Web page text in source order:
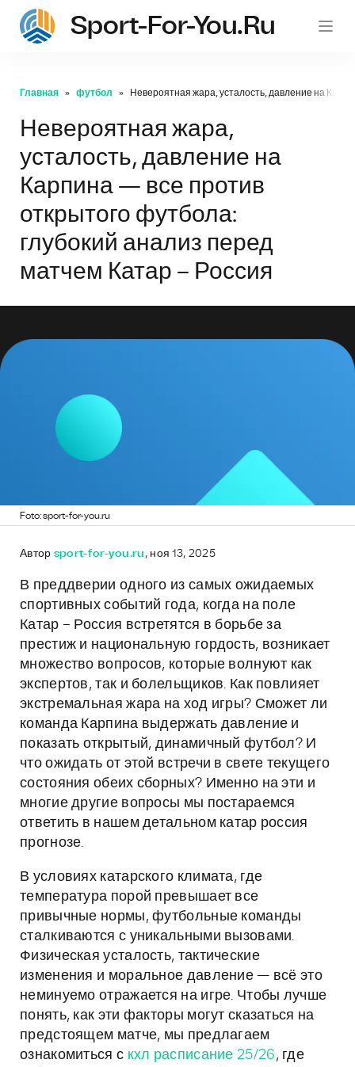
Sport-For-You.ru
Главная футбол Невероятная жара, усталость, давление на
Невероятная жара,
усталость, давление на
Карпина — все против
открытого футбола:
глубокий анализ перед
матчем Катар – Россия
Foto: sport-for-you.ru
Автор sport-for-you.ru , ноя 13, 2025
В преддверии одного из самых ожидаемых
спортивных событий года, когда на поле
Катар – Россия встретятся в борьбе за
престиж и национальную гордость, возникает
множество вопросов, которые волнуют как
экспертов, так и болельщиков. Как повлияет
экстремальная жара на ход игры? Сможет ли
команда Карпина выдержать давление и
показать открытый, динамичный футбол? И
что ожидать от этой встречи в свете текущего
состояния обеих сборных? Именно на эти и
многие другие вопросы мы постараемся
ответить в нашем детальном катар россия
прогнозе.
В условиях катарского климата, где
температура порой превышает все
привычные нормы, футбольные команды
сталкиваются с уникальными вызовами.
Физическая усталость, тактические
изменения и моральное давление — всё это
неминуемо отражается на игре. Чтобы лучше
понять, как эти факторы могут сказаться на
предстоящем матче, мы предлагаем
ознакомиться с кхл расписание 25/26, где